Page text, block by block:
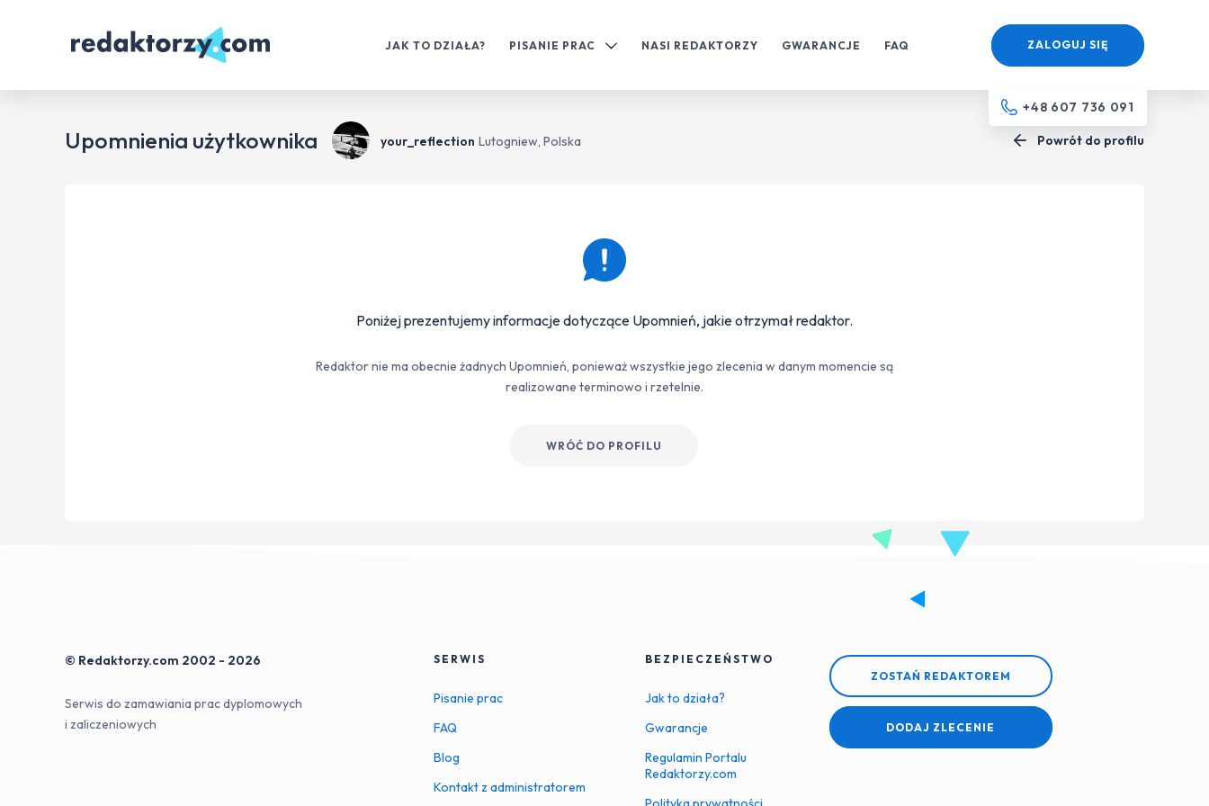
JAK TO DZIAŁA? PISANIE PRAC NASI REDAKTORZY GWARANCJE FAQ
+48 607 736 091
ZALOGUJ SIĘ
Upomnienia użytkownika your_reflection Lutogniew, Polska Powrót do profilu
Poniżej prezentujemy informacje dotyczące Upomnień, jakie otrzymał redaktor.
Redaktor nie ma obecnie żadnych Upomnień, ponieważ wszystkie jego zlecenia w danym momencie są
realizowane terminowo i rzetelnie.
WRÓĆ DO PROFILU
SERWIS
Pisanie prac
FAQ
Blog
Kontakt z administratorem
BEZPIECZEŃSTWO
Jak to działa?
Gwarancje
Regulamin Portalu
Redaktorzy.com
ZOSTAŃ REDAKTOREM
DODAJ ZLECENIE
© Redaktorzy.com 2002 - 2026
Serwis do zamawiania prac dyplomowych
i zaliczeniowych